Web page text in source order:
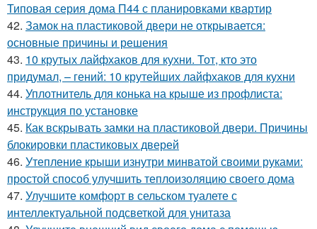
Типовая серия дома П44 с планировками квартир
42. Замок на пластиковой двери не открывается:
основные причины и решения
43. 10 крутых лайфхаков для кухни. Тот, кто это
придумал, – гений: 10 крутейших лайфхаков для кухни
44. Уплотнитель для конька на крыше из профлиста:
инструкция по установке
45. Как вскрывать замки на пластиковой двери. Причины
блокировки пластиковых дверей
46. Утепление крыши изнутри минватой своими руками:
простой способ улучшить теплоизоляцию своего дома
47. Улучшите комфорт в сельском туалете с
интеллектуальной подсветкой для унитаза